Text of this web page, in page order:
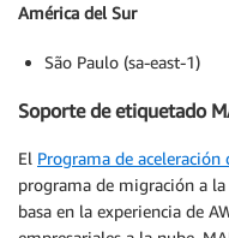
América del Sur
São Paulo (sa-east-1)
Soporte de etiquetado
El Programa de
programa de migración a
basa en la experiencia de